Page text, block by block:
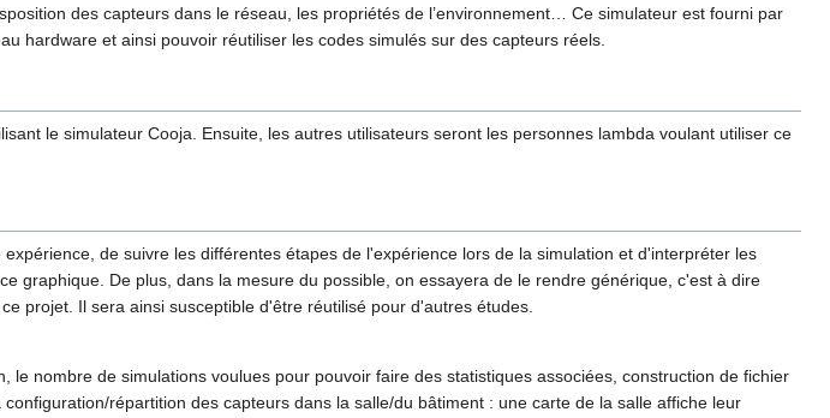
des capteurs dans le réseau, les propriétés de l’environnement… Ce simulateur est fourni par
hardware et ainsi pouvoir réutiliser les codes simulés sur des capteurs réels.
le simulateur Cooja. Ensuite, les autres utilisateurs seront les personnes lambda voulant utiliser ce
de suivre les différentes étapes de l'expérience lors de la simulation et d'interpréter les
graphique. De plus, dans la mesure du possible, on essayera de le rendre générique, c'est à dire
projet. Il sera ainsi susceptible d'être réutilisé pour d'autres études.
le nombre de simulations voulues pour pouvoir faire des statistiques associées, construction de fichier
répartition des capteurs dans la salle/du bâtiment : une carte de la salle affiche leur